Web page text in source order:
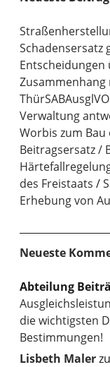
Schadensersatz
Zusammenhang
ThürSABAusglVO
Verwaltung
Worbis zum Bau
Beitragsersatz /
des Freistaats
Erhebung von
Neueste
Abteilung
die wichtigsten
Bestimmungen!
Lisbeth Malerzu